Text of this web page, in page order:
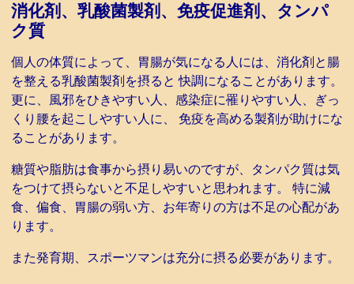
消化剤、乳酸菌製剤、免疫促進剤、タンパ
ク質
個人の体質によって、胃腸が気になる人には、消化剤と腸
を整える乳酸菌製剤を摂ると 快調になることがあります。
更に、風邪をひきやすい人、感染症に罹りやすい人、ぎっ
くり腰を起こしやすい人に、 免疫を高める製剤が助けにな
ることがあります。
糖質や脂肪は食事から摂り易いのですが、タンパク質は気
をつけて摂らないと不足しやすいと思われます。 特に減
食、偏食、胃腸の弱い方、お年寄りの方は不足の心配があ
ります。
また発育期、スポーツマンは充分に摂る必要があります。